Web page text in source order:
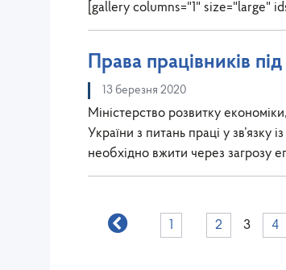
[gallery columns="1" size="large"
Права працівників
13 березня 2020
Міністерство розвитку
України з питань праці у зв’язку
необхідно вжити через загрозу
2 3 4